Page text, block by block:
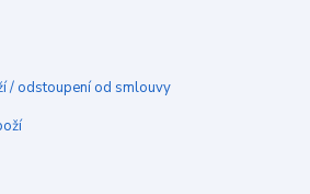
/ odstoupení od smlouvy